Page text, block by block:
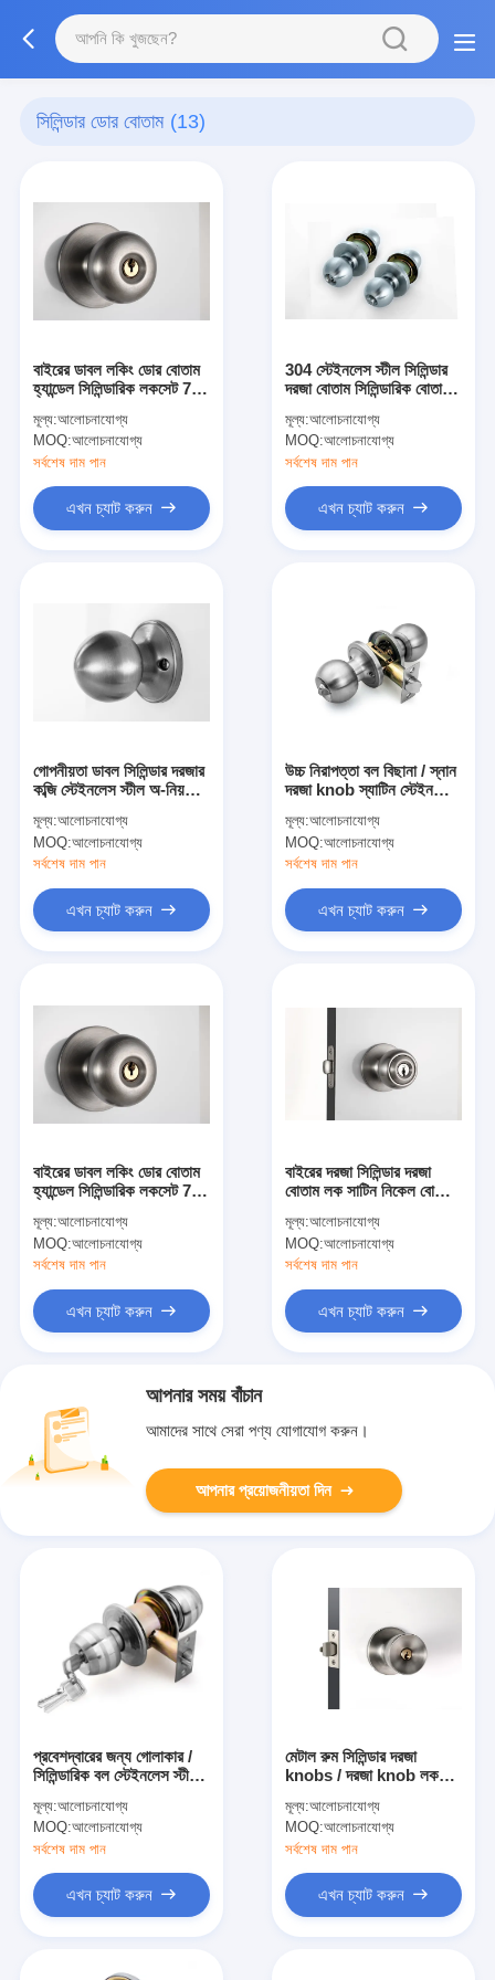
সিলিন্ডার ডোর বোতাম (13)
বাইরের ডাবল লকিং ডোর বোতাম
হ্যান্ডেল সিলিন্ডারিক লকসেট 70
মূল্য:আলোচনাযোগ্য
MOQ:আলোচনাযোগ্য
সর্বশেষ দাম পান
এখন চ্যাট করুন
304 স্টেইনলেস স্টীল সিলিন্ডার
দরজা বোতাম সিলিন্ডারিক বোতাম
মূল্য:আলোচনাযোগ্য
MOQ:আলোচনাযোগ্য
সর্বশেষ দাম পান
এখন চ্যাট করুন
গোপনীয়তা ডাবল সিলিন্ডার দরজার
কব্জি স্টেইনলেস স্টীল অ-নিয়মিত
মূল্য:আলোচনাযোগ্য
MOQ:আলোচনাযোগ্য
সর্বশেষ দাম পান
এখন চ্যাট করুন
উচ্চ নিরাপত্তা বল বিছানা / স্নান
দরজা knob স্যাটিন স্টেইনলেস
মূল্য:আলোচনাযোগ্য
MOQ:আলোচনাযোগ্য
সর্বশেষ দাম পান
এখন চ্যাট করুন
বাইরের ডাবল লকিং ডোর বোতাম
হ্যান্ডেল সিলিন্ডারিক লকসেট 70
মূল্য:আলোচনাযোগ্য
MOQ:আলোচনাযোগ্য
সর্বশেষ দাম পান
এখন চ্যাট করুন
বাইরের দরজা সিলিন্ডার দরজা
বোতাম লক সাটিন নিকেল বোতাম
মূল্য:আলোচনাযোগ্য
MOQ:আলোচনাযোগ্য
সর্বশেষ দাম পান
এখন চ্যাট করুন
আপনার সময় বাঁচান
আমাদের সাথে সেরা পণ্য যোগাযোগ করুন।
আপনার প্রয়োজনীয়তা দিন
প্রবেশদ্বারের জন্য গোলাকার /
সিলিন্ডারিক বল স্টেইনলেস স্টীল
মূল্য:আলোচনাযোগ্য
MOQ:আলোচনাযোগ্য
সর্বশেষ দাম পান
এখন চ্যাট করুন
মেটাল রুম সিলিন্ডার দরজা
knobs / দরজা knob লক
মূল্য:আলোচনাযোগ্য
MOQ:আলোচনাযোগ্য
সর্বশেষ দাম পান
এখন চ্যাট করুন